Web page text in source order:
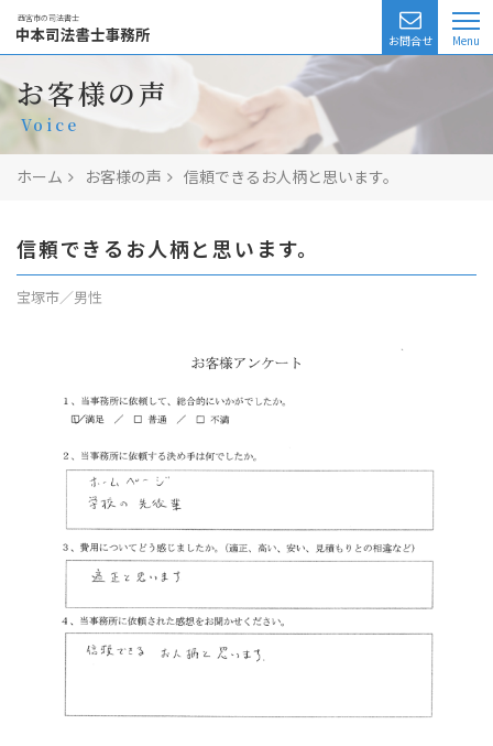
西宮市の司法書士
業務一覧
相続相談
無料相談
費用
司法書士の紹介
よくある質問
兵庫県西宮市甲風園1丁目9-8 睦ビル502
まずはお気軽にご相談下さい。
営業時間
お問合せ
お客様の声
Voice
ホーム お客様の声 信頼できるお人柄と思います。
信頼できるお人柄と思います。
宝塚市／男性